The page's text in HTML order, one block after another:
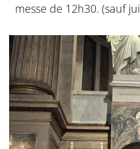
messe de 12h30. (sauf